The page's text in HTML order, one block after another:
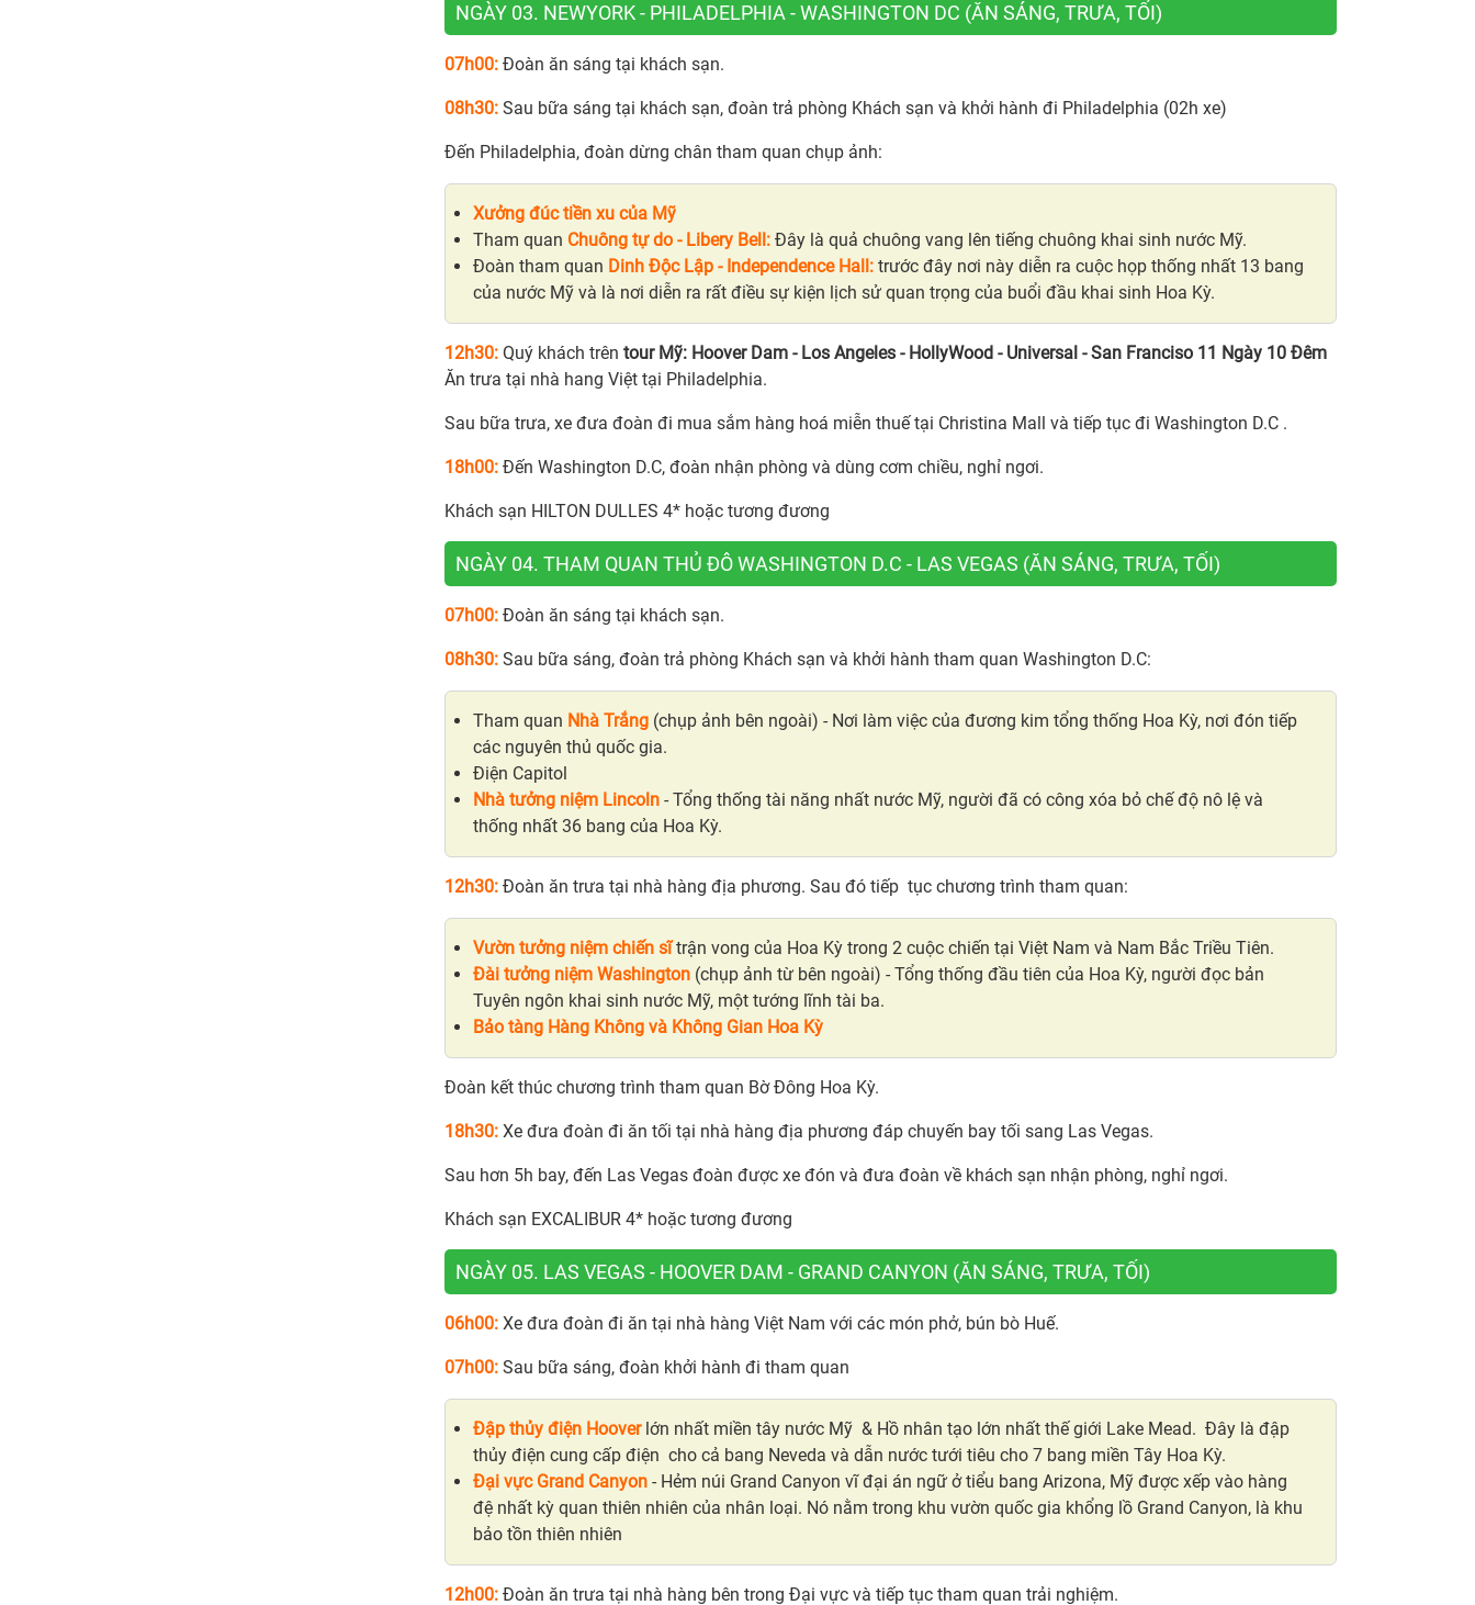
NGÀY 03. NEWYORK - PHILADELPHIA - WASHINGTON DC (ĂN SÁNG, TRƯA, TỐI)
07h00: Đoàn ăn sáng tại khách sạn.
08h30: Sau bữa sáng tại khách sạn, đoàn trả phòng Khách sạn và khởi hành đi Philadelphia (02h xe)
Đến Philadelphia, đoàn dừng chân tham quan chụp ảnh:
Xưởng đúc tiền xu của Mỹ
Tham quan Chuông tự do - Libery Bell: Đây là quả chuông vang lên tiếng chuông khai sinh nước Mỹ.
Đoàn tham quan Dinh Độc Lập - Independence Hall: trước đây nơi này diễn ra cuộc họp thống nhất 13 bang
của nước Mỹ và là nơi diễn ra rất điều sự kiện lịch sử quan trọng của buổi đầu khai sinh Hoa Kỳ.
12h30: Quý khách trên tour Mỹ: Hoover Dam - Los Angeles - HollyWood - Universal - San Franciso 11 Ngày 10 Đêm
Ăn trưa tại nhà hang Việt tại Philadelphia.
Sau bữa trưa, xe đưa đoàn đi mua sắm hàng hoá miễn thuế tại Christina Mall và tiếp tục đi Washington D.C .
18h00: Đến Washington D.C, đoàn nhận phòng và dùng cơm chiều, nghỉ ngơi.
Khách sạn HILTON DULLES 4* hoặc tương đương
NGÀY 04. THAM QUAN THỦ ĐÔ WASHINGTON D.C - LAS VEGAS (ĂN SÁNG, TRƯA, TỐI)
07h00: Đoàn ăn sáng tại khách sạn.
08h30: Sau bữa sáng, đoàn trả phòng Khách sạn và khởi hành tham quan Washington D.C:
Tham quan Nhà Trắng (chụp ảnh bên ngoài) - Nơi làm việc của đương kim tổng thống Hoa Kỳ, nơi đón tiếp
các nguyên thủ quốc gia.
Điện Capitol
Nhà tưởng niệm Lincoln - Tổng thống tài năng nhất nước Mỹ, người đã có công xóa bỏ chế độ nô lệ và
thống nhất 36 bang của Hoa Kỳ.
12h30: Đoàn ăn trưa tại nhà hàng địa phương. Sau đó tiếp tục chương trình tham quan:
Vườn tưởng niệm chiến sĩtrận vong của Hoa Kỳ trong 2 cuộc chiến tại Việt Nam và Nam Bắc Triều Tiên.
Đài tưởng niệm Washington (chụp ảnh từ bên ngoài) - Tổng thống đầu tiên của Hoa Kỳ, người đọc bản
Tuyên ngôn khai sinh nước Mỹ, một tướng lĩnh tài ba.
Bảo tàng Hàng Không và Không Gian Hoa Kỳ
Đoàn kết thúc chương trình tham quan Bờ Đông Hoa Kỳ.
18h30: Xe đưa đoàn đi ăn tối tại nhà hàng địa phương đáp chuyến bay tối sang Las Vegas.
Sau hơn 5h bay, đến Las Vegas đoàn được xe đón và đưa đoàn về khách sạn nhận phòng, nghỉ ngơi.
Khách sạn EXCALIBUR 4* hoặc tương đương
NGÀY 05. LAS VEGAS - HOOVER DAM - GRAND CANYON (ĂN SÁNG, TRƯA, TỐI)
06h00: Xe đưa đoàn đi ăn tại nhà hàng Việt Nam với các món phở, bún bò Huế.
07h00: Sau bữa sáng, đoàn khởi hành đi tham quan
Đập thủy điện Hoover lớn nhất miền tây nước Mỹ & Hồ nhân tạo lớn nhất thế giới Lake Mead. Đây là đập
thủy điện cung cấp điện cho cả bang Neveda và dẫn nước tưới tiêu cho 7 bang miền Tây Hoa Kỳ.
Đại vực Grand Canyon - Hẻm núi Grand Canyon vĩ đại án ngữ ở tiểu bang Arizona, Mỹ được xếp vào hàng
đệ nhất kỳ quan thiên nhiên của nhân loại. Nó nằm trong khu vườn quốc gia khổng lồ Grand Canyon, là khu
bảo tồn thiên nhiên
12h00: Đoàn ăn trưa tại nhà hàng bên trong Đại vực và tiếp tục tham quan trải nghiệm.